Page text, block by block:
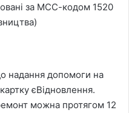
за МСС-кодом 1520
надання допомоги на
єВідновлення.
можна протягом 12